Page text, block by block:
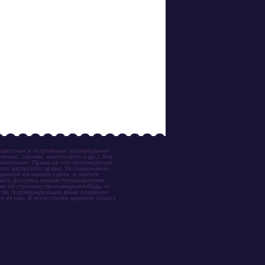
и популярных произведений
скрипки, виолончели и др.). Все
Права на эти произведения
авторского права. За содержание
на нашем сайте, и имеете
доступна нашим пользователям,
на страницу произведения (будь то
подтверждающие ваше владение
из них. В этом случае администрация